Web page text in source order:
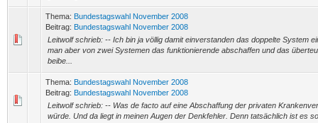
Thema: Bundestagswahl November 2008
Beitrag: Bundestagswahl November 2008
Leitwolf schrieb: -- Ich bin ja völlig damit einverstanden das doppelte System
man aber von zwei Systemen das funktionierende abschaffen und das
beibe...
Thema: Bundestagswahl November 2008
Beitrag: Bundestagswahl November 2008
Leitwolf schrieb: -- Was de facto auf eine Abschaffung der privaten
würde. Und da liegt in meinen Augen der Denkfehler. Denn tatsächlich ist es